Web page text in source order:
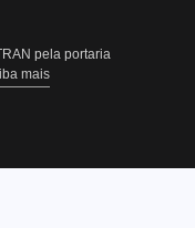
pela portaria
mais